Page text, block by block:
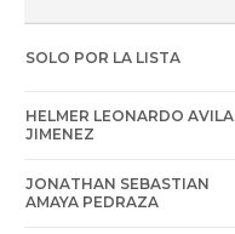
SOLO POR LA LISTA
HELMER LEONARDO AVILA
JIMENEZ
JONATHAN SEBASTIAN
AMAYA PEDRAZA